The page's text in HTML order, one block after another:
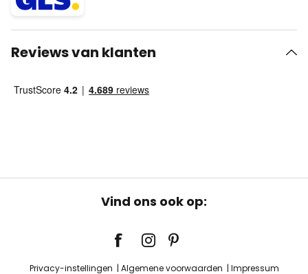
Reviews van klanten
Vind ons ook op:
Privacy-instellingen Algemene voorwaarden Impressum